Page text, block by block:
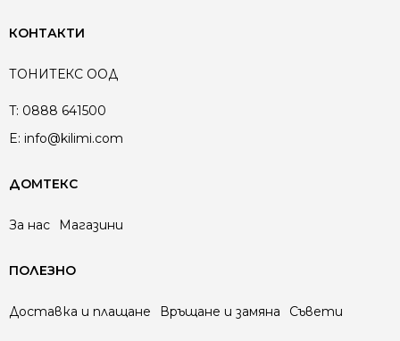
КОНТАКТИ
ТОНИТЕКС ООД
T: 0888 641500
E: info@kilimi.com
ДОМТЕКС
За нас Магазини
ПОЛЕЗНО
Доставка и плащане Връщане и замяна Съвети